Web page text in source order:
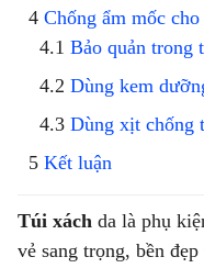
Chống ẩm mốc
Bảo quản trong
Dùng kem
Dùng xịt chống
Kết luận
Túi xách da là phụ
vẻ sang trọng, bền